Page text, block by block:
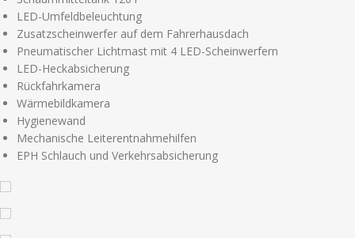
LED-Umfeldbeleuchtung
Zusatzscheinwerfer auf dem Fahrerhausdach
Pneumatischer Lichtmast mit 4 LED-Scheinwerfern
LED-Heckabsicherung
Rückfahrkamera
Wärmebildkamera
Hygienewand
Mechanische Leiterentnahmehilfen
EPH Schlauch und Verkehrsabsicherung